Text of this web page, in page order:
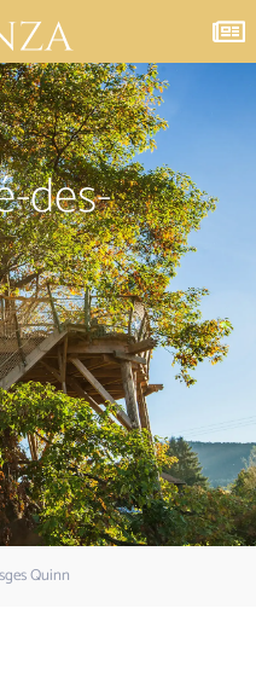
des-
Quinn